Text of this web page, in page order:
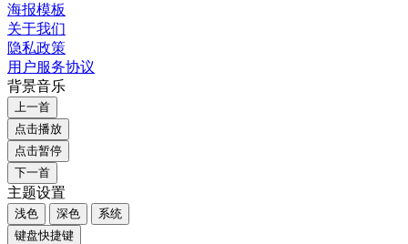
海报模板
关于我们
隐私政策
用户服务协议
背景音乐
上一首
点击播放
点击暂停
下一首
主题设置
浅色 深色
系统
键盘快捷键